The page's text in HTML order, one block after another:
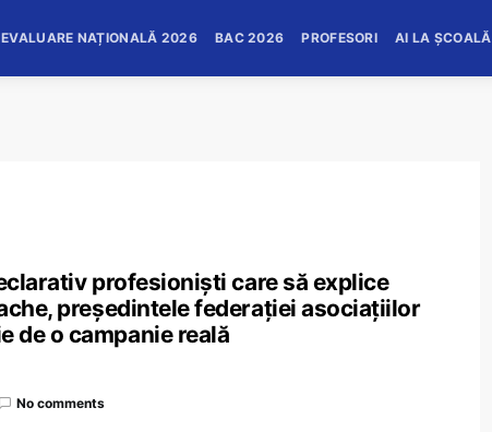
EVALUARE NAȚIONALĂ 2026 BAC 2026 PROFESORI AI LA ȘCOALĂ
profesioniști care să explice
președintele federației asociațiilor
de o campanie reală
No comments